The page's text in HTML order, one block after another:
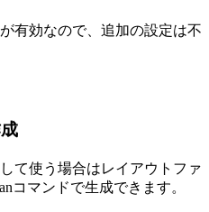
有効なので、追加の設定は不
て使う場合はレイアウトファ
コマンドで生成できます。